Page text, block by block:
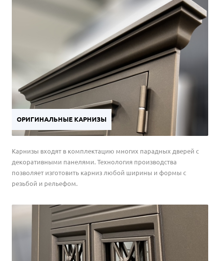
ОРИГИНАЛЬНЫЕ КАРНИЗЫ
Карнизы входят в комплектацию многих парадных дверей с
декоративными панелями. Технология производства
позволяет изготовить карниз любой ширины и формы с
резьбой и рельефом.